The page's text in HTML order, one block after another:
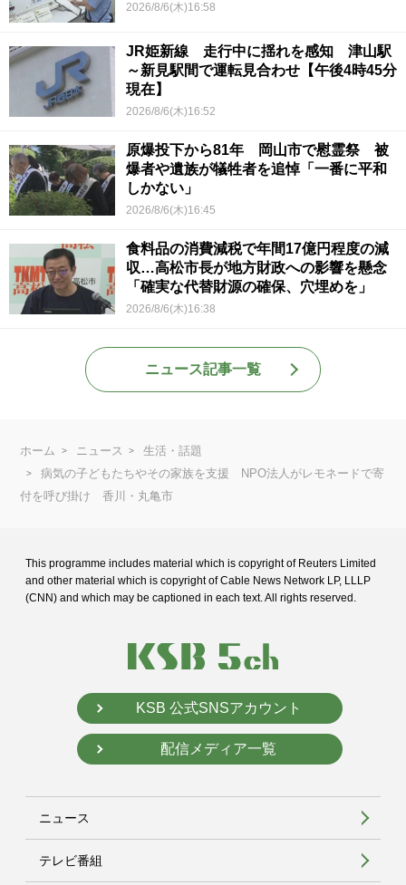
2026/8/6(木)16:58
JR姫新線 走行中に揺れを感知 津山駅
～新見駅間で運転見合わせ【午後4時45分
現在】
2026/8/6(木)16:52
原爆投下から81年 岡山市で慰霊祭 被
爆者や遺族が犠牲者を追悼「一番に平和
しかない」
2026/8/6(木)16:45
食料品の消費減税で年間17億円程度の減
収…高松市長が地方財政への影響を懸念
「確実な代替財源の確保、穴埋めを」
2026/8/6(木)16:38
ニュース記事一覧
ホーム ニュース
生活・話題
病気の子どもたちやその家族を支援 NPO法人がレモネードで寄
付を呼び掛け 香川・丸亀市
This programme includes material which is copyright of Reuters Limited
and other material which is copyright of Cable News Network LP, LLLP
(CNN) and which may be captioned in each text. All rights reserved.
KSB 公式SNSアカウント
配信メディア一覧
ニュース
テレビ番組